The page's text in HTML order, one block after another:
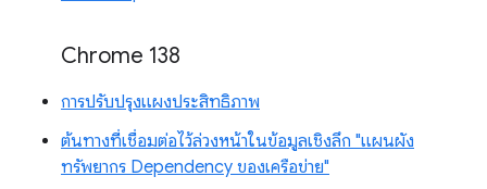
Chrome 138
การปรับปรุงแผงประสิทธิภาพ
ต้นทางที่เชื่อมต่อไว้ล่วงหน้าในข้อมูลเชิงลึก "แผนผัง
ทรัพยากร Dependency ของเครือข่าย"